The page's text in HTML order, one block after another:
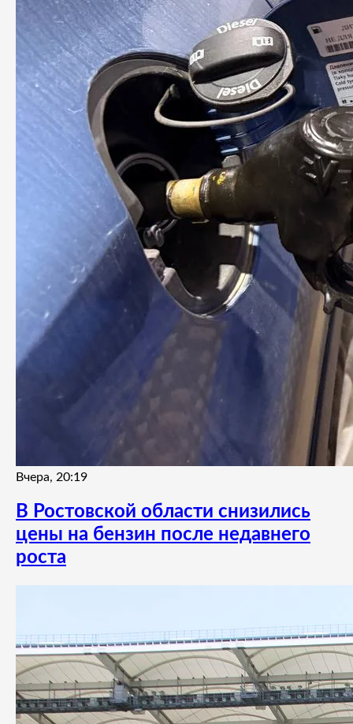
Вчера, 20:19
В Ростовской области снизились
цены на бензин после недавнего
роста